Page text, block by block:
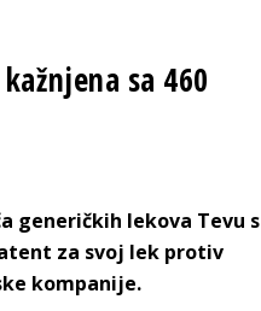
sa 460
generičkih lekova Tevu s
za svoj lek protiv
kompanije.